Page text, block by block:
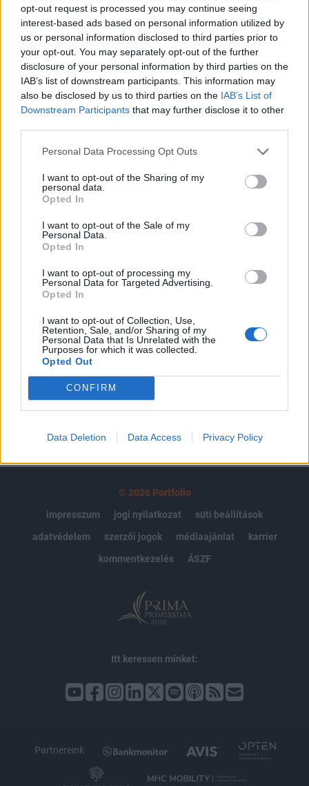
opt-out request is processed you may continue seeing
interest-based ads based on personal information utilized by
us or personal information disclosed to third parties prior to
your opt-out. You may separately opt-out of the further
disclosure of your personal information by third parties on the
IAB’s list of downstream participants. This information may
also be disclosed by us to third parties on the IAB’s List of
Downstream Participants that may further disclose it to other
Personal Data Processing Opt Outs
I want to opt-out of the Sharing of my
personal data.
Opted In
I want to opt-out of the Sale of my
Personal Data.
Opted In
I want to opt-out of processing my
Personal Data for Targeted Advertising.
Opted In
I want to opt-out of Collection, Use,
Retention, Sale, and/or Sharing of my
Personal Data that Is Unrelated with the
Purposes for which it was collected.
Opted Out
CONFIRM
Data Deletion Data Access Privacy Policy
Banking Technology 2024Hasonló témákról is szó lesz a
Portfolio november 5-ei Banking Technology rendezvényén.
Regisztráció és részletek itt!Információ és jelentkezés 2024.
szeptember 30-án éjszaka az Apple alkalmazásboltja
(Apple Store) technikai hibából eredően megismételte
olyan tételek foglalását, amelyeket korábban már
befoglaltak, de pénzügyileg még nem lettek rendezve....
A keresett cikk a portfolio.hu hírarchívumához
tartozik, melynek olvasása előfizetéses
regisztrációhoz kötött.
Az előfizetés a következőket tartalmazza:
Kötéslisták: BÉT elmúlt 2 év napon belüli
kötéslistái
Előfizetés
MÁR ELŐFIZETŐNK VAGY?
© 2026 Portfolio
impresszum
jogi nyilatkozat
süti beállítások
adatvédelem
szerzői jogok médiaajánlat
karrier
kommentkezelés
ÁSZF
Itt keressen minket:
Partnereink